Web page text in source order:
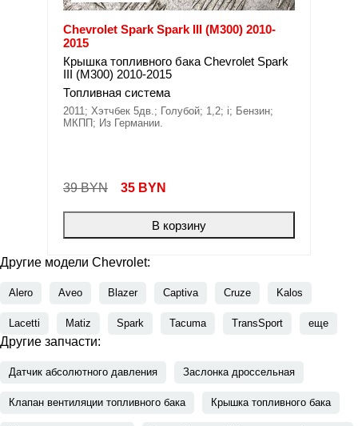
Chevrolet Spark Spark III (M300) 2010-
2015
Крышка топливного бака Chevrolet Spark
III (M300) 2010-2015
Топливная система
2011; Хэтчбек 5дв.; Голубой; 1,2; i; Бензин;
МКПП; Из Германии.
39 BYN 35 BYN
В корзину
Другие модели Chevrolet:
Alero Aveo Blazer Captiva Cruze Kalos
Lacetti Matiz Spark Tacuma TransSport еще
Другие запчасти:
Датчик абсолютного давления Заслонка дроссельная
Клапан вентиляции топливного бака Крышка топливного бака